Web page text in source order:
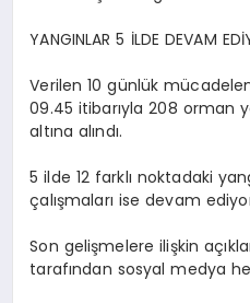
YANGINLAR 5 İLDE DEVAM
Verilen 10 günlük
09.45 itibarıyla 208 orman
altına alındı.
5 ilde 12 farklı noktadaki
çalışmaları ise devam
Son gelişmelere ilişkin
tarafından sosyal medya